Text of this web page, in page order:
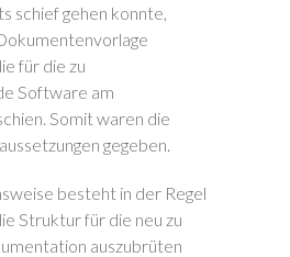
schief gehen konnte,
für die zu
Software am
Somit waren die
gegeben.
besteht in der Regel
Struktur für die neu zu
auszubrüten